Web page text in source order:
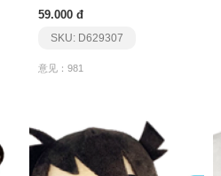
59.000 đ
SKU: D629307
意见：981